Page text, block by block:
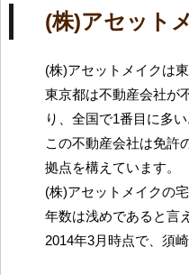
(株)アセット
(株)アセットメイクは
東京都は不動産会社が
り、全国で1番目に多い
この不動産会社は免許
拠点を構えています。
(株)アセットメイクの
年数は浅めであると言
2014年3月時点で、須